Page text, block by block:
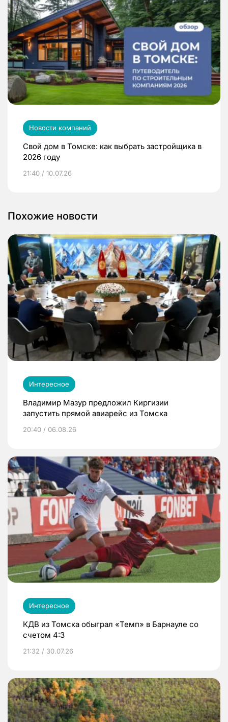
Новости компаний
Свой дом в Томске: как выбрать застройщика в
2026 году
21:40 / 10.07.26
Похожие новости
Интересное
Владимир Мазур предложил Киргизии
запустить прямой авиарейс из Томска
20:40 / 06.08.26
Интересное
КДВ из Томска обыграл «Темп» в Барнауле со
счетом 4:3
21:32 / 30.07.26